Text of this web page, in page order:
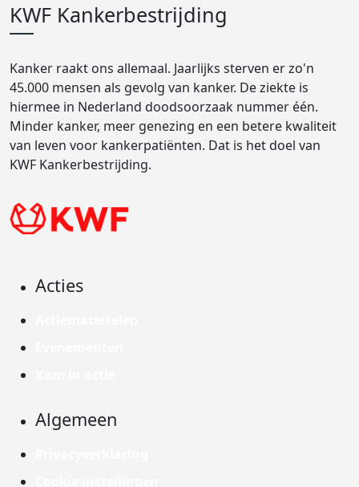
KWF Kankerbestrijding
Kanker raakt ons allemaal. Jaarlijks sterven er zo'n
45.000 mensen als gevolg van kanker. De ziekte is
hiermee in Nederland doodsoorzaak nummer één.
Minder kanker, meer genezing en een betere kwaliteit
van leven voor kankerpatiënten. Dat is het doel van
KWF Kankerbestrijding.
Acties
Algemeen